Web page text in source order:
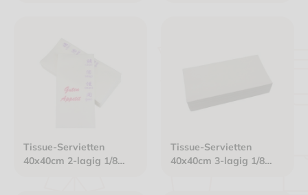
Tissue-Servietten
40x40cm 2-lagig 1/8
Tissue-Servietten
40x40cm 3-lagig 1/8